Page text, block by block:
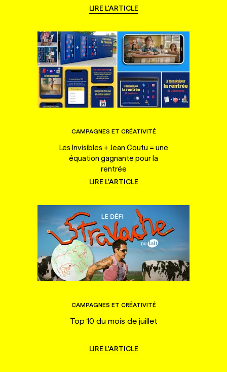
LIRE L'ARTICLE
CAMPAGNES ET CRÉATIVITÉ
Les Invisibles + Jean Coutu = une
équation gagnante pour la
rentrée
LIRE L'ARTICLE
CAMPAGNES ET CRÉATIVITÉ
Top 10 du mois de juillet
LIRE L'ARTICLE